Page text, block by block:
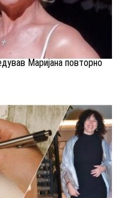
Маријана повторно